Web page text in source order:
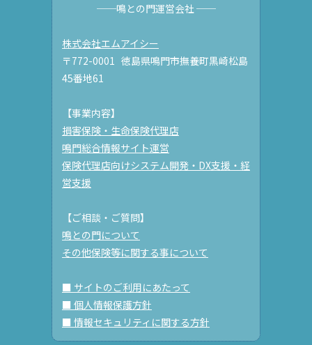
──鳴との門運営会社 ──
株式会社エムアイシー
〒772-0001 徳島県鳴門市撫養町黒崎松島
45番地61
【事業内容】
損害保険・生命保険代理店
鳴門総合情報サイト運営
保険代理店向けシステム開発・DX支援・経
営支援
【ご相談・ご質問】
鳴との門について
その他保険等に関する事について
■ サイトのご利用にあたって
■ 個人情報保護方針
■ 情報セキュリティに関する方針